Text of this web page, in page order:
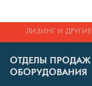
ЛИЗИНГ И ДРУГИЕ
ОТДЕЛЫ ПРОДАЖ
ОБОРУДОВАНИЯ